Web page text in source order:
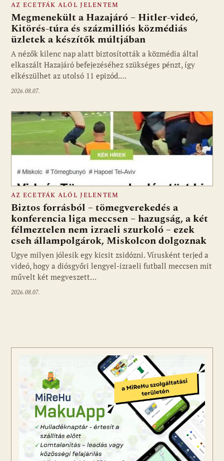
Fotó: media1.hu
AZ ECETFÁK ALÓL JELENTEM
Megmenekült a Hazajáró – Hitler-videó,
Kitörés-túra és százmilliós közmédiás
üzletek a készítők múltjában
A nézők kilenc nap alatt biztosították a közmédia által
elkaszált Hazajáró befejezéséhez szükséges pénzt, így
elkészülhet az utolsó 11 epizód.…
2026.08.07.
AZ ECETFÁK ALÓL JELENTEM
Biztos forrásból – tömegverekedés a
konferencia liga meccsen – hazugság, a két
félmeztelen nem izraeli szurkoló – ezek
cseh állampolgárok, Miskolcon dolgoznak
Ugye milyen jólesik egy kicsit zsidózni. Vírusként terjed a
videó, hogy a diósgyőri lengyel-izraeli futball meccsen mit
művelt két megveszett…
2026.08.07.